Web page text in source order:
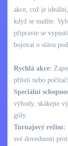
akce, což je
když se nudíte.
připravte se
bojovat o slávu
Rychlá akce:
příteli nebo
Speciální
výhody, skákejte
góly.
Turnajový režim:
své dovednosti